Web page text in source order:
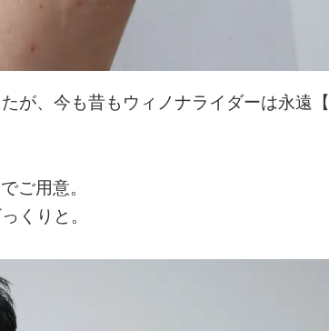
が、今も昔もウィノナライダーは永遠【
ご用意。
くりと。